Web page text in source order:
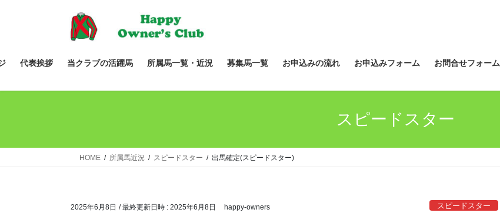
ツ
ス
シ
ン
代表挨拶 当クラブの活躍馬 所属馬一覧・近況 募集馬一覧 お申込みの流れ お申込みフォーム お問合せフォーム
スピードスター
HOME 所属馬近況 スピードスター 出馬確定(スピードスター)
2025年6月8日 / 最終更新日時 : 2025年6月8日 happy-owners スピードスター